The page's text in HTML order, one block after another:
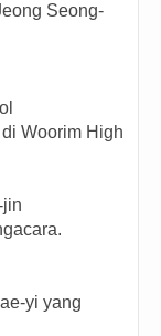
Seong-
Woorim High
jin
yi yang